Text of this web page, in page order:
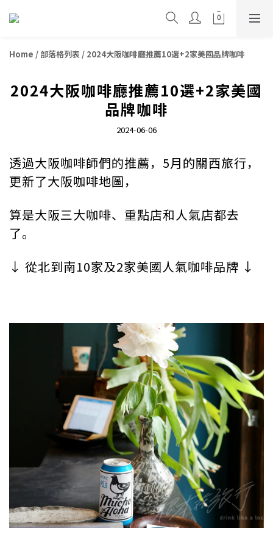
Home / 部落格列表 / 2024大阪咖啡廳推薦10選+2家美國品牌咖啡
2024大阪咖啡廳推薦10選+2家美國
品牌咖啡
2024-06-06
透過大阪咖啡師們的推薦，5月的關西旅行，
更新了大阪咖啡地圖，
算是大阪三大咖啡、重點店和人氣店都去
了。
↓ 從北到南10家及2家美國人氣咖啡品牌 ↓